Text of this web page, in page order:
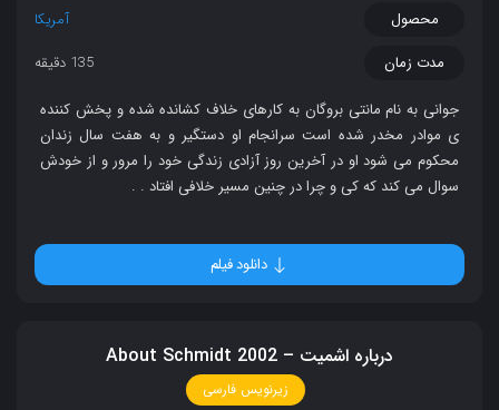
محصول
آمریکا
مدت زمان
135 دقیقه
جوانی به نام مانتی بروگان به کارهای خلاف کشانده شده و پخش کننده
ی موادر مخدر شده است سرانجام او دستگیر و به هفت سال زندان
محکوم می شود او در آخرین روز آزادی زندگی خود را مرور و از خودش
سوال می کند که کی و چرا در چنین مسیر خلافی افتاد . .
دانلود فیلم
درباره اشمیت – About Schmidt 2002
زیرنویس فارسی